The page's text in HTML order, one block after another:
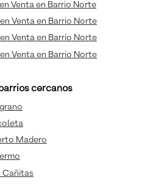
Venta en Barrio Norte
Venta en Barrio Norte
Venta en Barrio Norte
Venta en Barrio Norte
cercanos
Madero
Cañitas